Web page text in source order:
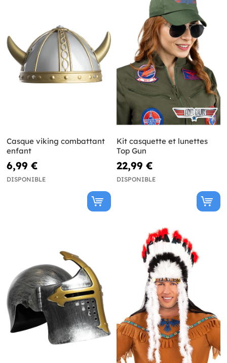
Casque viking combattant
enfant
6,99 €
DISPONIBLE
Kit casquette et lunettes
Top Gun
22,99 €
DISPONIBLE